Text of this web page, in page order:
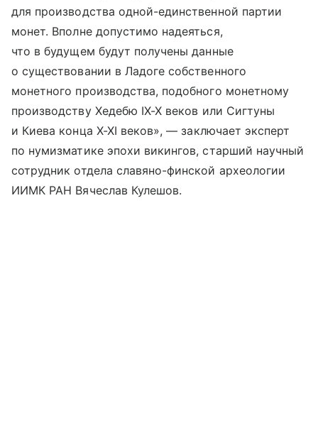
для производства одной-единственной партии
монет. Вполне допустимо надеяться,
что в будущем будут получены данные
о существовании в Ладоге собственного
монетного производства, подобного монетному
производству Хедебю IX-X веков или Сигтуны
и Киева конца X-XI веков», — заключает эксперт
по нумизматике эпохи викингов, старший научный
сотрудник отдела славяно-финской археологии
ИИМК РАН Вячеслав Кулешов.